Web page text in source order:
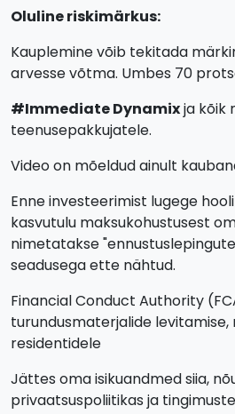
Oluline riskimärkus:
Kauplemine võib tekitada
arvesse võtma. Umbes 70
#Immediate Dynamixja kõik
teenusepakkujatele.
Video on mõeldud ainult
Enne investeerimist lugege
kasvutulu maksukohustusest
nimetatakse
seadusega ette nähtud.
Financial Conduct Authority
turundusmaterjalide
residentidele
Jättes oma isikuandmed siia,
privaatsuspoliitikas ja